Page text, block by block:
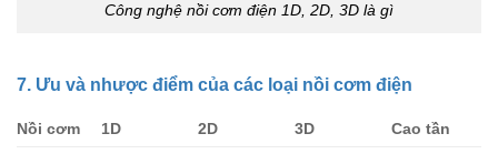
Công nghệ nồi cơm điện 1D, 2D, 3D là gì
7. Ưu và nhược điểm của các loại nồi cơm điện
Nồi cơm 1D 2D 3D Cao tần